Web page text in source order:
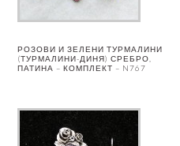
РОЗОВИ И ЗЕЛЕНИ ТУРМАЛИНИ
(ТУРМАЛИНИ-ДИНЯ) СРЕБРО,
ПАТИНА – КОМПЛЕКТ – N767